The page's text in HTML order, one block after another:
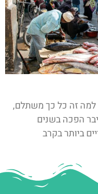
למה זה כל כך משתלם,
הפכה בשנים
ביותר בקרב